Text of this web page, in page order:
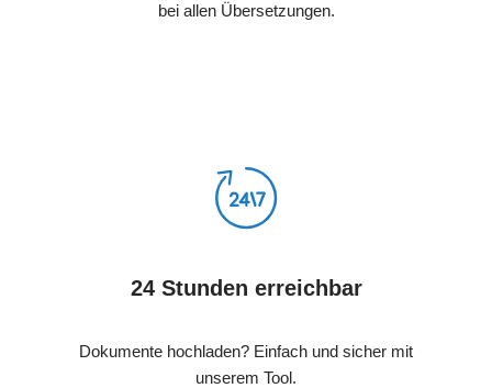
bei allen Übersetzungen.
24 Stunden erreichbar
Dokumente hochladen? Einfach und sicher mit
unserem Tool.